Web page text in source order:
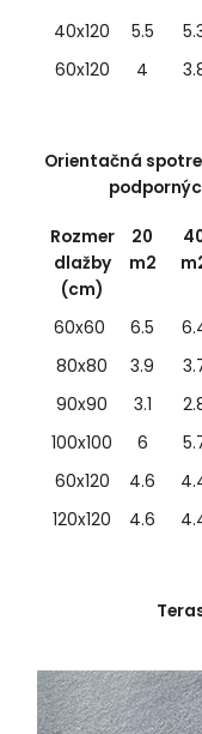
40x120
5.5
60x120
4
Orientačná
Rozmer
dlažby
(cm)
20
m2
60x60 6.5
80x80
3.9
90x90
3.1
100x100
6
60x120
4.6
120x120
4.6